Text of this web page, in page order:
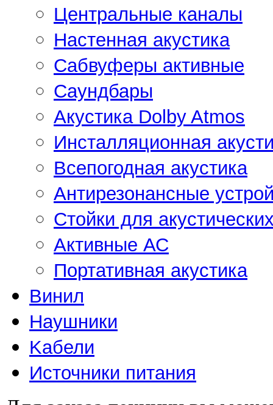
Центральные каналы
Настенная акустика
Сабвуферы активные
Саундбары
Акустика Dolby Atmos
Инсталляционная
Всепогодная акустика
Антирезонансные
Стойки для
Активные АС
Портативная акустика
Винил
Наушники
Kабели
Источники питания